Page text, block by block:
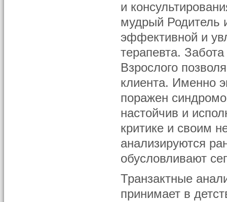
и
мудрый Родитель
эффективной и
терапевта.
Взрослого
клиента. Именно
поражен
настойчив и
критике и своим
анализируются
обусловливают
Транзактные
принимает в